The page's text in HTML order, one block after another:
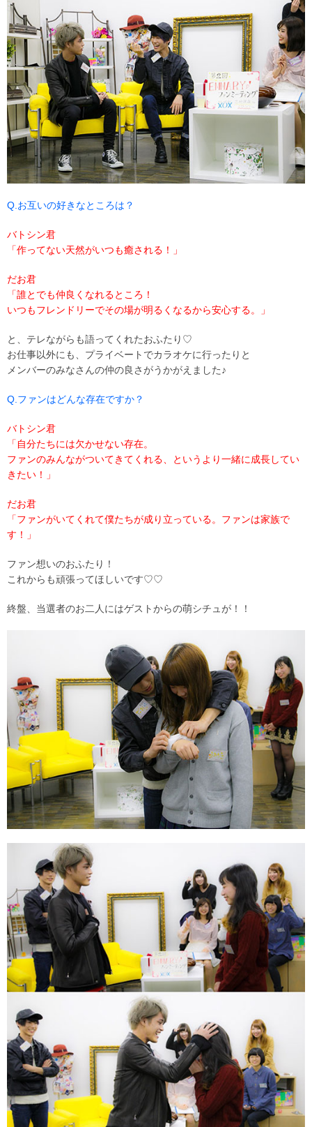
Q.お互いの好きなところは？
バトシン君
「作ってない天然がいつも癒される！」
だお君
「誰とでも仲良くなれるところ！
いつもフレンドリーでその場が明るくなるから安心する。」
と、テレながらも語ってくれたおふたり♡
お仕事以外にも、プライベートでカラオケに行ったりと
メンバーのみなさんの仲の良さがうかがえました♪
Q.ファンはどんな存在ですか？
バトシン君
「自分たちには欠かせない存在。
ファンのみんながついてきてくれる、というより一緒に成長してい
きたい！」
だお君
「ファンがいてくれて僕たちが成り立っている。ファンは家族で
す！」
ファン想いのおふたり！
これからも頑張ってほしいです♡♡
終盤、当選者のお二人にはゲストからの萌シチュが！！